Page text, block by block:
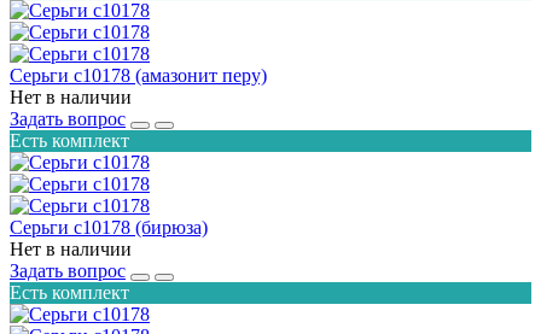
Серьги с10178 (амазонит перу)
Нет в наличии
Задать вопрос
Есть комплект
Серьги с10178 (бирюза)
Нет в наличии
Задать вопрос
Есть комплект